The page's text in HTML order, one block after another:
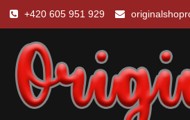
+420 605 951 929